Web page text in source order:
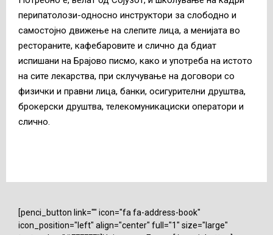
перипатолози-односно инструктори за слободно и
самостојно движење на слепите лица, а менијата во
рестораните, кафебаровите и слично да бдиат
испишани на Брајово писмо, како и употреба на истото
на сите лекарства, при склучување на договори со
физички и правни лица, банки, осигурителни друштва,
брокерски друштва, телекомуникациски оператори и
слично.
[penci_button link="" icon="fa fa-address-book"
icon_position="left" align="center" full="1" size="large"